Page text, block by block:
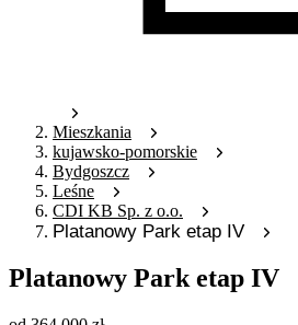
Mieszkania
kujawsko-pomorskie
Bydgoszcz
Leśne
CDI KB Sp. z o.o.
Platanowy Park etap IV
Platanowy Park etap IV